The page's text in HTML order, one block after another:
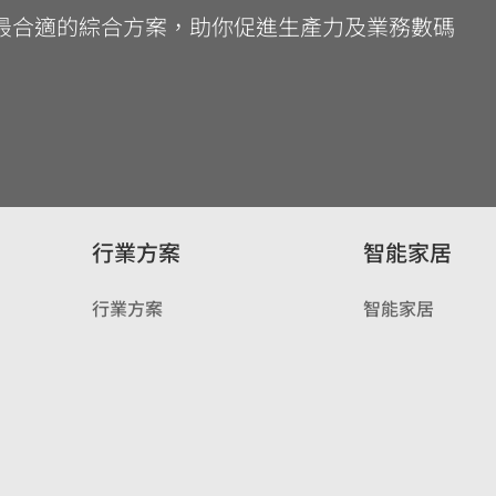
合適的綜合方案，助你促進生產力及業務數碼
行業方案
行業方案
智能家居
智能家居